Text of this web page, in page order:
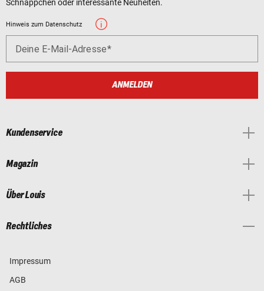
Schnäppchen oder interessante Neuheiten.
Hinweis zum Datenschutz
Deine E-Mail-Adresse
ANMELDEN
Kundenservice
Magazin
Über Louis
Rechtliches
Impressum
AGB